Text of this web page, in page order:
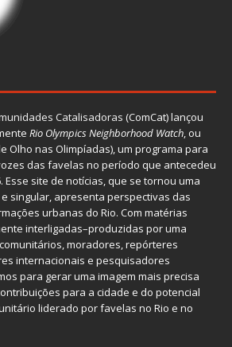
Catalisadoras (ComCat) lançou
Rio Olympics Neighborhood Watch, ou
Olho nas Olimpíadas), um programa para
das favelas no período que antecedeu
Esse site de notícias, que se tornou uma
singular, apresenta perspectivas das
urbanas do Rio. Com matérias
interligadas–produzidas por uma
moradores, repórteres
internacionais e pesquisadores
para gerar uma imagem mais precisa
para a cidade e do potencial
liderado por favelas no Rio e no